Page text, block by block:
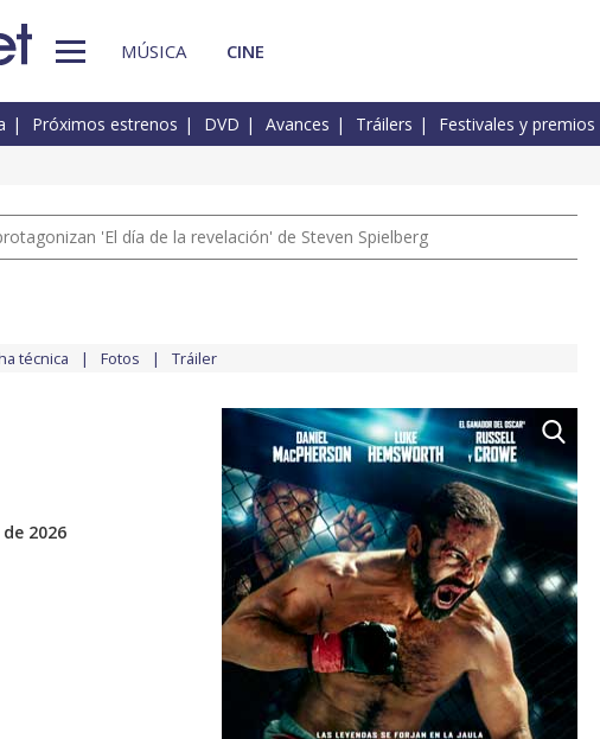
MÚSICA CINE
Próximos estrenos DVD Avances Tráilers Festivales y premios
'El día de la revelación' de Steven Spielberg
técnica Fotos Tráiler
2026